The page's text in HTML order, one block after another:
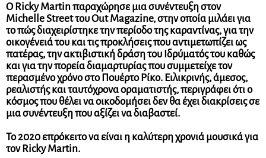
Ο Ricky Martinπαραχώρησε μια συνέντευξη στον
Michelle Street του Out Magazine, στην οποία μιλάει για
το πώς διαχειρίστηκε την περίοδο της καραντίνας, για την
οικογένειά του και τις προκλήσεις που αντιμετωπίζει ως
πατέρας, την ακτιβιστική δράση του Ιδρύματός του καθώς
και για την πορεία διαμαρτυρίας που συμμετείχε τον
περασμένο χρόνο στο Πουέρτο Ρίκο. Ειλικρινής, άμεσος,
ρεαλιστής και ταυτόχρονα οραματιστής, περιγράφει ότι ο
κόσμος που θέλει να οικοδομήσει δεν θα έχει διακρίσειςσε
μια συνέντευξη που αξίζει να διαβαστεί.
Το 2020 επρόκειτο να είναι η καλύτερη χρονιά μουσικά για
τον Ricky Martin.